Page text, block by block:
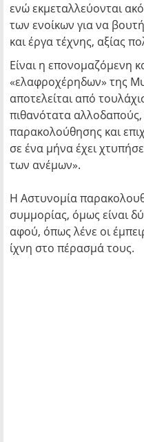
ενώ εκμεταλλεύονται
των ενοίκων για να
και έργα τέχνης, αξίας
Είναι η επονομαζόμενη
«ελαφροχέρηδων» της
αποτελείται από
πιθανότατα αλλοδαπούς,
παρακολούθησης και
σε ένα μήνα έχει
των ανέμων».
Η Αστυνομία
συμμορίας, όμως είναι
αφού, όπως λένε οι
ίχνη στο πέρασμά τους.